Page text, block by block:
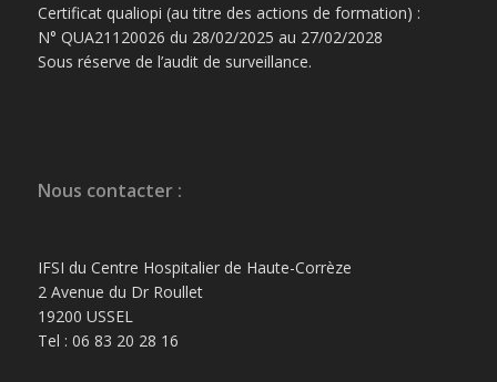
Certificat qualiopi (au titre des actions de formation) :
N° QUA21120026 du 28/02/2025 au 27/02/2028
Sous réserve de l’audit de surveillance.
Nous contacter :
IFSI du Centre Hospitalier de Haute-Corrèze
2 Avenue du Dr Roullet
19200 USSEL
Tel : 06 83 20 28 16